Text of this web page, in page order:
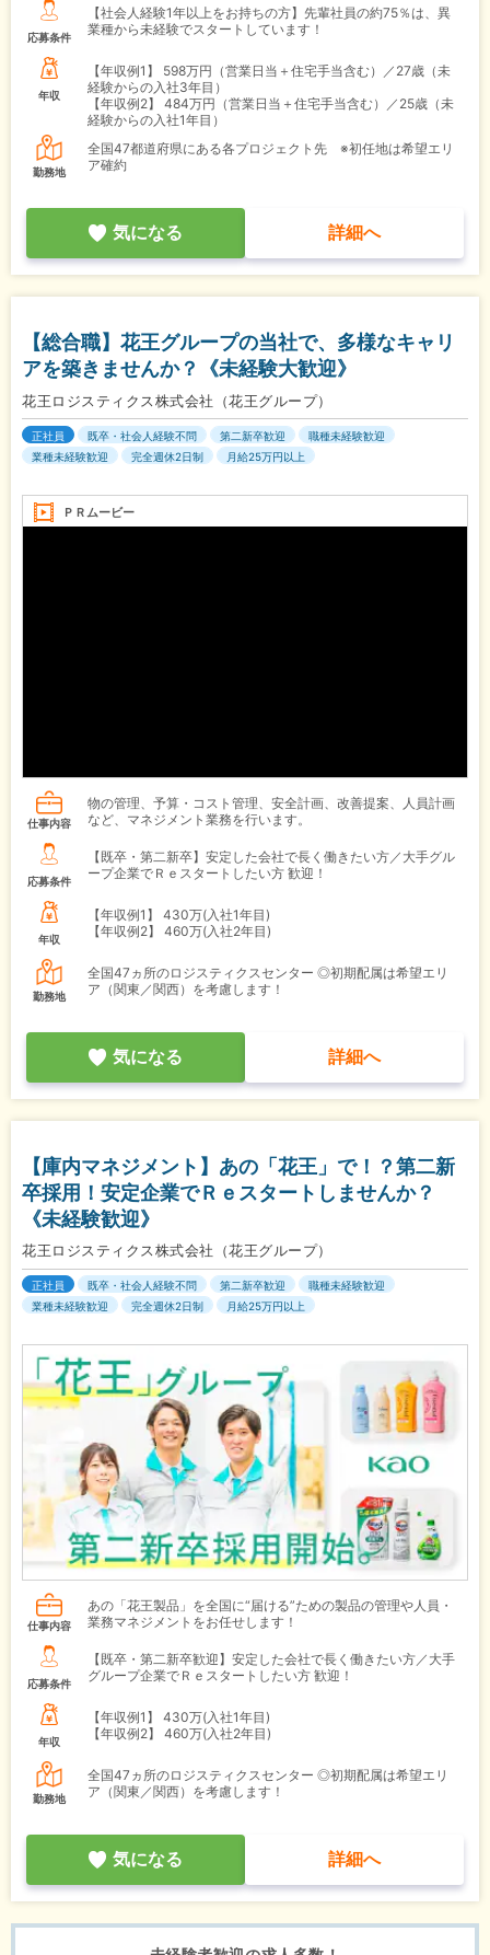
応募条件
【社会人経験1年以上をお持ちの方】先輩社員の約75％は、異
業種から未経験でスタートしています！
年収
【年収例1】
598万円（営業日当＋住宅手当含む）／27歳（未
経験からの入社3年目）
【年収例2】
484万円（営業日当＋住宅手当含む）／25歳（未
経験からの入社1年目）
勤務地
全国47都道府県にある各プロジェクト先 ※初任地は希望エリ
ア確約
気になる 詳細へ
【総合職】花王グループの当社で、多様なキャリ
アを築きませんか？《未経験大歓迎》
花王ロジスティクス株式会社（花王グループ）
正社員 既卒・社会人経験不問 第二新卒歓迎
職種未経験歓迎
業種未経験歓迎
完全週休2日制 月給25万円以上
ＰＲムービー
仕事内容
物の管理、予算・コスト管理、安全計画、改善提案、人員計画
など、マネジメント業務を行います。
応募条件
【既卒・第二新卒】安定した会社で長く働きたい方／大手グル
ープ企業でＲｅスタートしたい方 歓迎！
年収
【年収例1】
430万(入社1年目)
【年収例2】
460万(入社2年目)
勤務地
全国47ヵ所のロジスティクスセンター ◎初期配属は希望エリ
ア（関東／関西）を考慮します！
気になる 詳細へ
【庫内マネジメント】あの「花王」で！？第二新
卒採用！安定企業でＲｅスタートしませんか？
《未経験歓迎》
花王ロジスティクス株式会社（花王グループ）
正社員 既卒・社会人経験不問 第二新卒歓迎
職種未経験歓迎
業種未経験歓迎
完全週休2日制 月給25万円以上
仕事内容
あの「花王製品」を全国に“届ける”ための製品の管理や人員・
業務マネジメントをお任せします！
応募条件
【既卒・第二新卒歓迎】安定した会社で長く働きたい方／大手
グループ企業でＲｅスタートしたい方 歓迎！
年収
【年収例1】
430万(入社1年目)
【年収例2】
460万(入社2年目)
勤務地
全国47ヵ所のロジスティクスセンター ◎初期配属は希望エリ
ア（関東／関西）を考慮します！
気になる 詳細へ